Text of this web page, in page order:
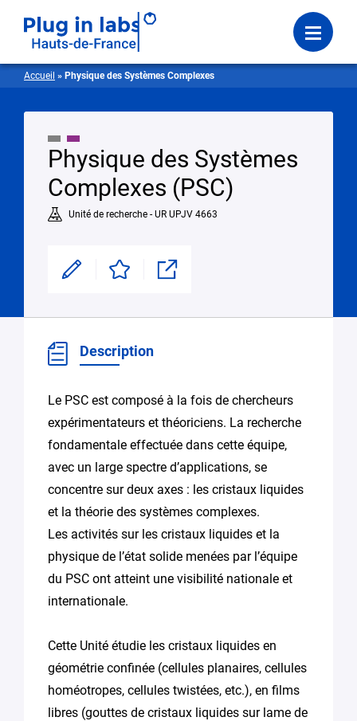
Menu
Accueil » Physique des Systèmes Complexes
Physique des Systèmes
Complexes (PSC)
Unité de recherche - UR UPJV 4663
Modifier Enregistrer Partager
Description
Le PSC est composé à la fois de chercheurs
expérimentateurs et théoriciens. La recherche
fondamentale effectuée dans cette équipe,
avec un large spectre d’applications, se
concentre sur deux axes : les cristaux liquides
et la théorie des systèmes complexes.
Les activités sur les cristaux liquides et la
physique de l’état solide menées par l’équipe
du PSC ont atteint une visibilité nationale et
internationale.
Cette Unité étudie les cristaux liquides en
géométrie confinée (cellules planaires, cellules
homéotropes, cellules twistées, etc.), en films
libres (gouttes de cristaux liquides sur lame de